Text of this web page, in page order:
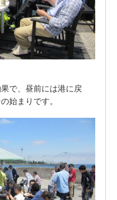
で、昼前には港に戻
始まりです。